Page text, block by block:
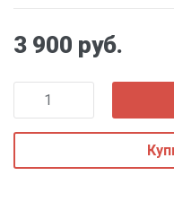
3 900 руб.